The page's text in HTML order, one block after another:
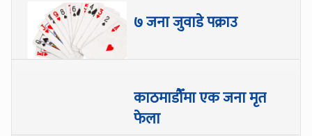
७ जना जुवाडे पक्राउ
काठमाडौँमा एक जना मृत
फेला